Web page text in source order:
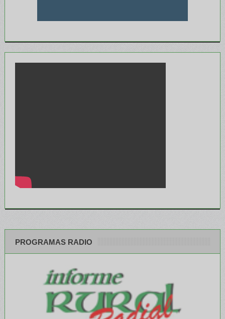
PROGRAMAS RADIO